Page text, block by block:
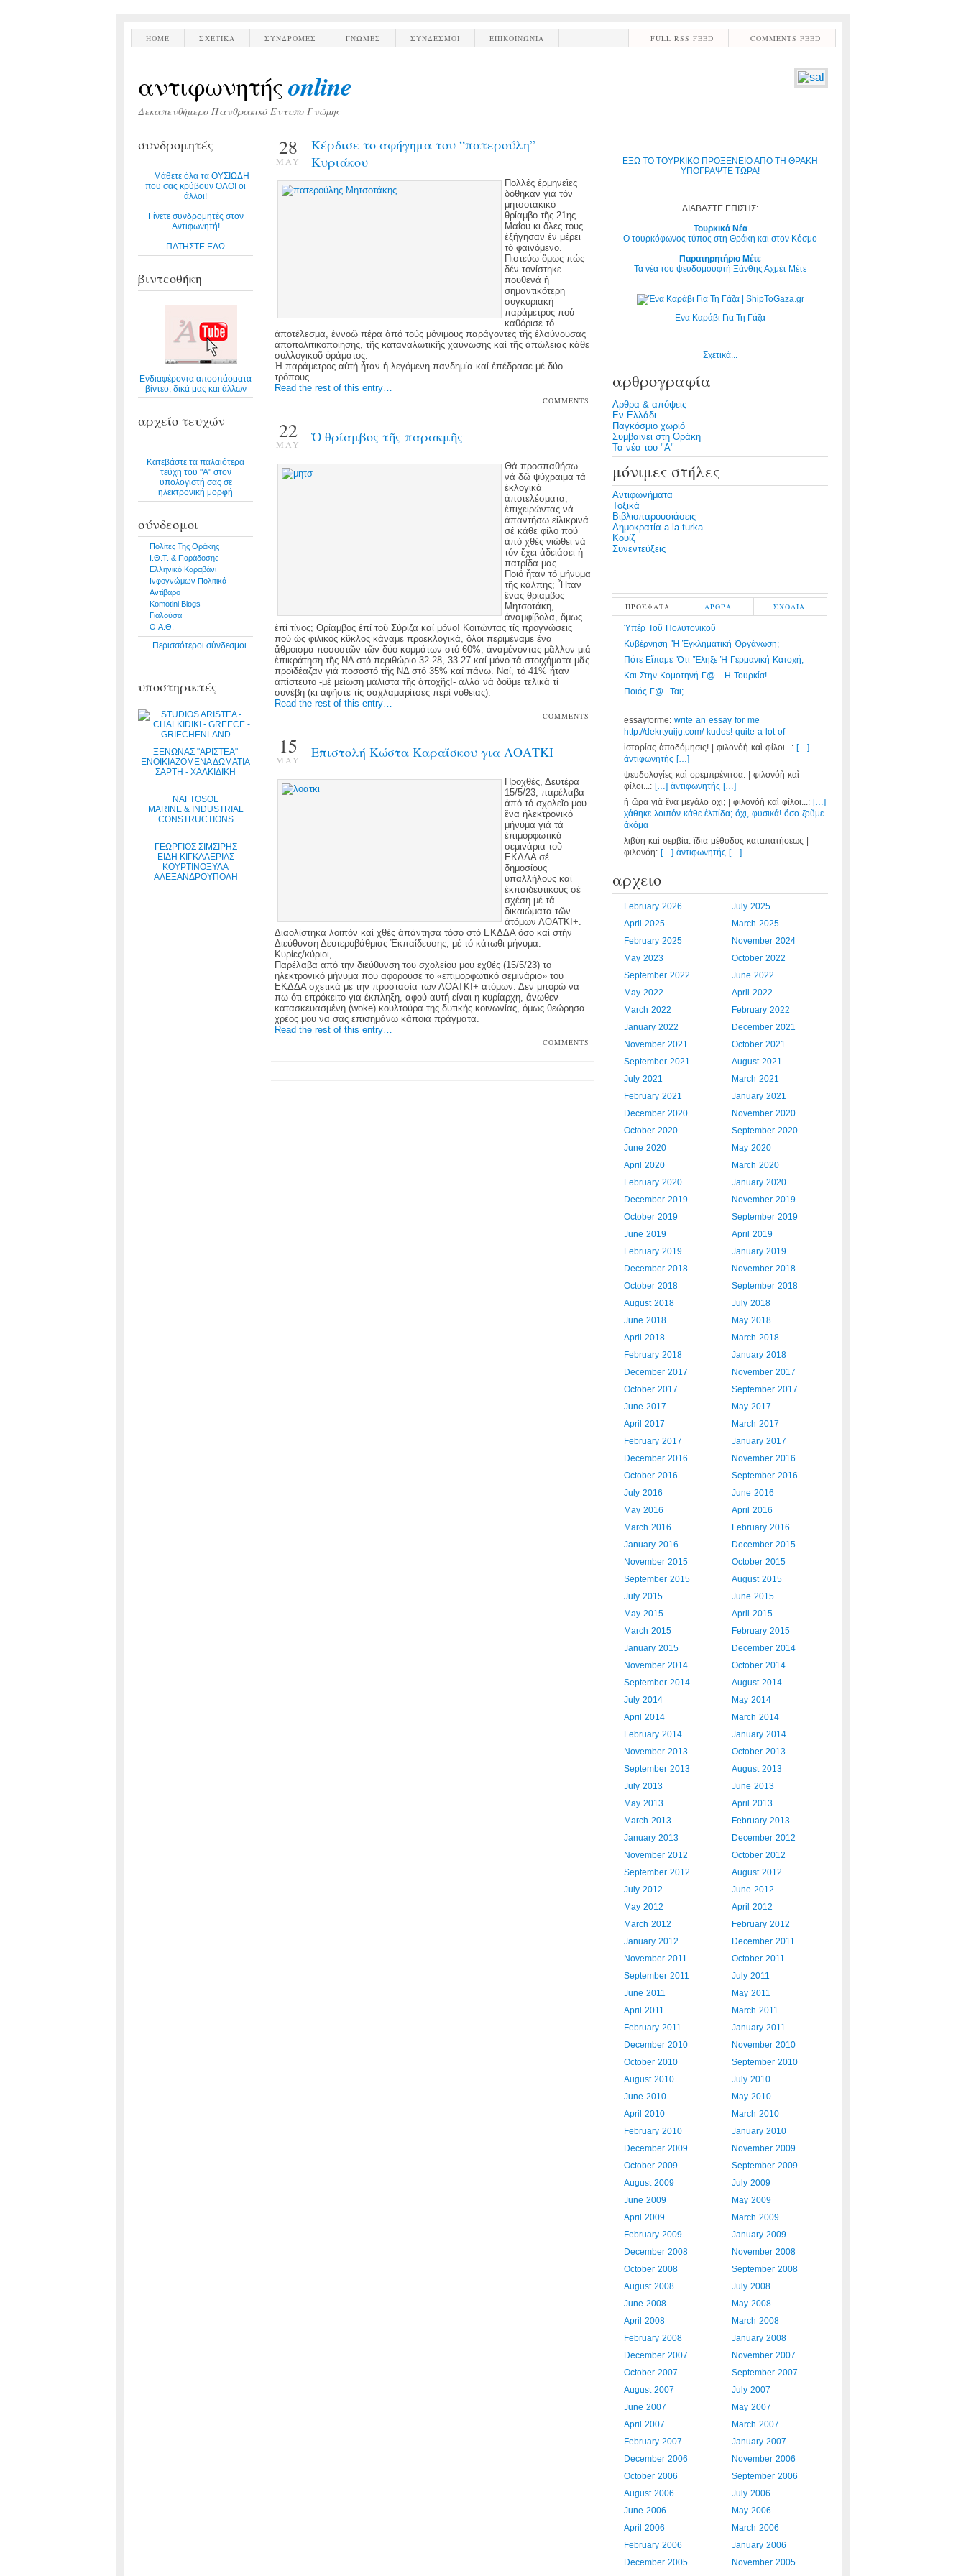
HOME ΣΧΕΤΙΚΑ ΣΥΝΔΡΟΜΕΣ ΓΝΩΜΕΣ ΣΥΝΔΕΣΜΟΙ ΕΠΙΚΟΙΝΩΝΙΑ COMMENTS FEED
FULL RSS FEED
αντιφωνητήςonline
Δεκαπενθήμερο Πανθρακικό Εντυπο Γνώμης
συνδρομητές
Μάθετε όλα τα ΟΥΣΙΩΔΗ
που σας κρύβουν ΟΛΟΙ οι
άλλοι!
Γίνετε συνδρομητές στον
Αντιφωνητή!
ΠΑΤΗΣΤΕ ΕΔΩ
βιντεοθήκη
Ενδιαφέροντα αποσπάσματα
βίντεο, δικά μας και άλλων
αρχείο τευχών
Κατεβάστε τα παλαιότερα
τεύχη του "Α" στον
υπολογιστή σας σε
ηλεκτρονική μορφή
σύνδεσμοι
Πολίτες Της Θράκης
Ι.Θ.Τ. & Παράδοσης
Ελληνικό Καραβάνι
Ινφογνώμων Πολιτικά
Αντίβαρο
Komotini Blogs
Γιαλούσα
Ο.Α.Θ.
Περισσότεροι σύνδεσμοι...
υποστηρικτές
ΞΕΝΩΝΑΣ "ΑΡΙΣΤΕΑ"
ΕΝΟΙΚΙΑΖΟΜΕΝΑ ΔΩΜΑΤΙΑ
ΣΑΡΤΗ - ΧΑΛΚΙΔΙΚΗ
NAFTOSOL
MARINE & INDUSTRIAL
CONSTRUCTIONS
ΓΕΩΡΓΙΟΣ ΣΙΜΣΙΡΗΣ
ΕΙΔΗ ΚΙΓΚΑΛΕΡΙΑΣ
ΚΟΥΡΤΙΝΟΞΥΛΑ
ΑΛΕΞΑΝΔΡΟΥΠΟΛΗ
28
MAY
Κέρδισε το αφήγημα του “πατερούλη”
Κυριάκου
Πολλές ἑρμηνεῖες
δόθηκαν γιά τόν
μητσοτακικό
θρίαμβο τῆς 21ης
Μαΐου κι ὅλες τους
ἐξήγησαν ἐν μέρει
τό φαινόμενο.
Πιστεύω ὅμως πώς
δέν τονίστηκε
πουθενά ἡ
σημαντικότερη
συγκυριακή
παράμετρος πού
καθόρισε τό
ἀποτέλεσμα, ἐννοῶ πέρα ἀπό τούς μόνιμους παράγοντες τῆς ἐλαύνουσας
ἀποπολιτικοποίησης, τῆς καταναλωτικῆς χαύνωσης καί τῆς ἀπώλειας κάθε
συλλογικοῦ ὁράματος.
Ἡ παράμετρος αὐτή ἦταν ἡ λεγόμενη πανδημία καί ἐπέδρασε μέ δύο
τρόπους.
Read the rest of this entry…
COMMENTS
22
MAY Ὁ θρίαμβος τῆς παρακμῆς
Θά προσπαθήσω
νά δῶ ψύχραιμα τά
ἐκλογικά
ἀποτελέσματα,
ἐπιχειρώντας νά
ἀπαντήσω εἰλικρινά
σέ κάθε φίλο πού
ἀπό χθές νιώθει νά
τόν ἔχει ἀδειάσει ἡ
πατρίδα μας.
Ποιό ἦταν τό μήνυμα
τῆς κάλπης; Ἦταν
ἕνας θρίαμβος
Μητσοτάκη,
ἀναμφίβολα, ὅμως
ἐπί τίνος; Θρίαμβος ἐπί τοῦ Σύριζα καί μόνο! Κοιτώντας τίς προγνώσεις
πού ὡς φιλικός κῦκλος κάναμε προεκλογικά, ὅλοι περιμέναμε ἕνα
ἄθροισμα ποσοστῶν τῶν δύο κομμάτων στό 60%, ἀναμένοντας μᾶλλον μιά
ἐπικράτηση τῆς ΝΔ στό περιθώριο 32-28, 33-27 καί μόνο τά στοιχήματα μᾶς
προϊδέαζαν γιά ποσοστό τῆς ΝΔ στό 35% καί πάνω. Ναί, τό 41% ἦταν
ἀπίστευτο -μέ μείωση μάλιστα τῆς ἀποχῆς!- ἀλλά νά δοῦμε τελικά τί
συνέβη (κι ἀφῆστε τίς σαχλαμαρίτσες περί νοθείας).
Read the rest of this entry…
COMMENTS
15
MAY Επιστολή Κώστα Καραΐσκου για ΛΟΑΤΚΙ
Προχθές, Δευτέρα
15/5/23, παρέλαβα
ἀπό τό σχολεῖο μου
ἕνα ἠλεκτρονικό
μήνυμα γιά τά
ἐπιμορφωτικά
σεμινάρια τοῦ
ΕΚΔΔΑ σέ
δημοσίους
ὑπαλλήλους καί
ἐκπαιδευτικούς σέ
σχέση μέ τά
δικαιώματα τῶν
ἀτόμων ΛΟΑΤΚΙ+.
Διαολίστηκα λοιπόν καί χθές ἀπάντησα τόσο στό ΕΚΔΔΑ ὅσο καί στήν
Διεύθυνση Δευτεροβάθμιας Ἐκπαίδευσης, μέ τό κάτωθι μήνυμα:
Κυρίες/κύριοι,
Παρέλαβα από την διεύθυνση του σχολείου μου εχθές (15/5/23) το
ηλεκτρονικό μήνυμα που αφορούσε το «επιμορφωτικό σεμινάριο» του
ΕΚΔΔΑ σχετικά με την προστασία των ΛΟΑΤΚΙ+ ατόμων. Δεν μπορώ να
πω ότι επρόκειτο για έκπληξη, αφού αυτή είναι η κυρίαρχη, άνωθεν
κατασκευασμένη (woke) κουλτούρα της δυτικής κοινωνίας, όμως θεώρησα
χρέος μου να σας επισημάνω κάποια πράγματα.
Read the rest of this entry…
COMMENTS
ΕΞΩ ΤΟ ΤΟΥΡΚΙΚΟ ΠΡΟΞΕΝΕΙΟ ΑΠΟ ΤΗ ΘΡΑΚΗ
ΥΠΟΓΡΑΨΤΕ ΤΩΡΑ!
ΔΙΑΒΑΣΤΕ ΕΠΙΣΗΣ:
Τουρκικά Νέα
Ο τουρκόφωνος τύπος στη Θράκη και στον Κόσμο
Παρατηρητήριο Μέτε
Τα νέα του ψευδομουφτή Ξάνθης Αχμέτ Μέτε
Ενα Καράβι Για Τη Γάζα
Σχετικά...
αρθρογραφία
Αρθρα & απόψεις
Εν Ελλάδι
Παγκόσμιο χωριό
Συμβαίνει στη Θράκη
Τα νέα του "Α"
μόνιμες στήλες
Αντιφωνήματα
Τοξικά
Βιβλιοπαρουσιάσεις
Δημοκρατία a la turka
Κουίζ
Συνεντεύξεις
ΠΡΟΣΦΑΤΑ ΑΡΘΡΑ ΣΧΟΛΙΑ
Ὑπέρ Τοῦ Πολυτονικοῦ
Κυβέρνηση Ἤ Ἐγκληματική Ὀργάνωση;
Πότε Εἴπαμε Ὅτι Ἔληξε Ἡ Γερμανική Κατοχή;
Και Στην Κομοτηνή Γ@... Η Τουρκία!
Ποιός Γ@...ται;
essayforme: write an essay for me
http://dekrtyuijg.com/ kudos! quite a lot of
ἱστορίας ἀποδόμησις! | φιλονόὴ καὶ φίλοι...: […]
ἀντιφωνητὴς […]
ψευδολογίες καὶ σρεμπρένιτσα. | φιλονόὴ καὶ
φίλοι...: […] ἀντιφωνητής […]
ἡ ὥρα γιὰ ἕνα μεγάλο οχι; | φιλονόὴ καὶ φίλοι...: […]
χάθηκε λοιπόν κάθε ἐλπίδα; ὄχι, φυσικά! ὅσο ζοῦμε
ἀκόμα
λιβύη καὶ σερβία: ἲδια μέθοδος καταπατήσεως |
φιλονόη: […] ἀντιφωνητής […]
αρχειο
February 2026
July 2025
April 2025
March 2025
February 2025
November 2024
May 2023
October 2022
September 2022
June 2022
May 2022
April 2022
March 2022
February 2022
January 2022
December 2021
November 2021
October 2021
September 2021
August 2021
July 2021
March 2021
February 2021
January 2021
December 2020
November 2020
October 2020
September 2020
June 2020
May 2020
April 2020
March 2020
February 2020
January 2020
December 2019
November 2019
October 2019
September 2019
June 2019
April 2019
February 2019
January 2019
December 2018
November 2018
October 2018
September 2018
August 2018
July 2018
June 2018
May 2018
April 2018
March 2018
February 2018
January 2018
December 2017
November 2017
October 2017
September 2017
June 2017
May 2017
April 2017
March 2017
February 2017
January 2017
December 2016
November 2016
October 2016
September 2016
July 2016
June 2016
May 2016
April 2016
March 2016
February 2016
January 2016
December 2015
November 2015
October 2015
September 2015
August 2015
July 2015
June 2015
May 2015
April 2015
March 2015
February 2015
January 2015
December 2014
November 2014
October 2014
September 2014
August 2014
July 2014
May 2014
April 2014
March 2014
February 2014
January 2014
November 2013
October 2013
September 2013
August 2013
July 2013
June 2013
May 2013
April 2013
March 2013
February 2013
January 2013
December 2012
November 2012
October 2012
September 2012
August 2012
July 2012
June 2012
May 2012
April 2012
March 2012
February 2012
January 2012
December 2011
November 2011
October 2011
September 2011
July 2011
June 2011
May 2011
April 2011
March 2011
February 2011
January 2011
December 2010
November 2010
October 2010
September 2010
August 2010
July 2010
June 2010
May 2010
April 2010
March 2010
February 2010
January 2010
December 2009
November 2009
October 2009
September 2009
August 2009
July 2009
June 2009
May 2009
April 2009
March 2009
February 2009
January 2009
December 2008
November 2008
October 2008
September 2008
August 2008
July 2008
June 2008
May 2008
April 2008
March 2008
February 2008
January 2008
December 2007
November 2007
October 2007
September 2007
August 2007
July 2007
June 2007
May 2007
April 2007
March 2007
February 2007
January 2007
December 2006
November 2006
October 2006
September 2006
August 2006
July 2006
June 2006
May 2006
April 2006
March 2006
February 2006
January 2006
December 2005
November 2005